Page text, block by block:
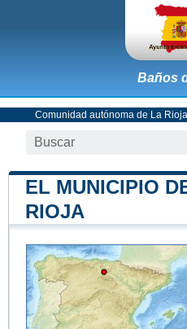
Baños
Comunidad autónoma de La Rioja
EL MUNICIPIO
RIOJA